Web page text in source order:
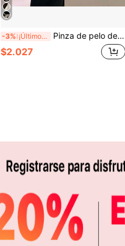
-3% ¡Últimos 2 días Pinza de pelo de garra con moño de perla y capullo de flor elegante y de moda para niñas, pinza de pelo elegante para recogido, sujetador de coleta alta
$2.027
APP